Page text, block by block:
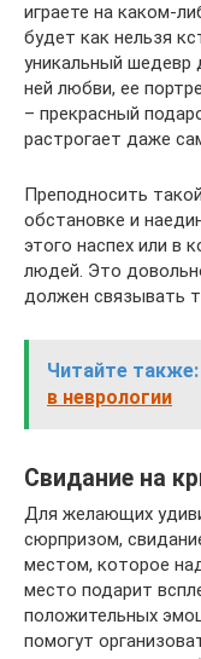
играете на каком-
будет как нельзя
уникальный шедевр
ней любви, ее
– прекрасный
растрогает даже
Преподносить
обстановке и
этого наспех или в
людей. Это
должен связывать
Читайте также:
в неврологии
Свидание на
Для желающих
сюрпризом,
местом, которое
место подарит
положительных
помогут